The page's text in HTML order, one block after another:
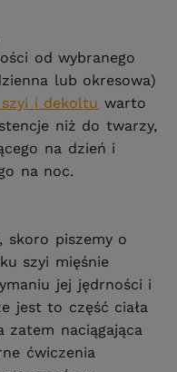
od wybranego
lub okresowa)
i dekoltu warto
niż do twarzy,
na dzień i
na noc.
skoro piszemy o
szyi mięśnie
jej jędrności i
jest to część ciała
zatem naciągająca
ćwiczenia